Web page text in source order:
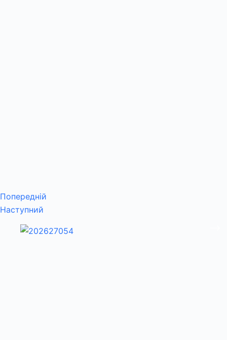
Попередній
Наступний